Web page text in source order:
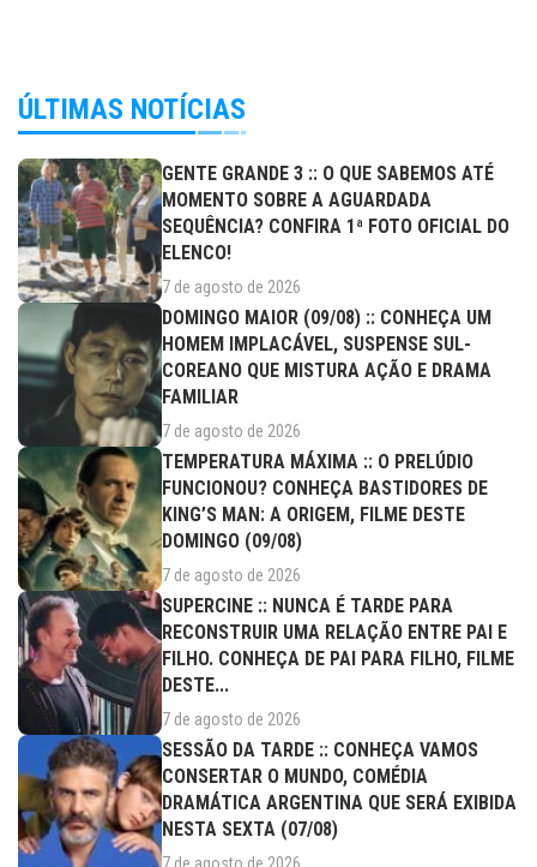
ÚLTIMAS NOTÍCIAS
GENTE GRANDE 3 :: O QUE SABEMOS ATÉ
MOMENTO SOBRE A AGUARDADA
SEQUÊNCIA? CONFIRA 1ª FOTO OFICIAL DO
ELENCO!
7 de agosto de 2026
DOMINGO MAIOR (09/08) :: CONHEÇA UM
HOMEM IMPLACÁVEL, SUSPENSE SUL-
COREANO QUE MISTURA AÇÃO E DRAMA
FAMILIAR
7 de agosto de 2026
TEMPERATURA MÁXIMA :: O PRELÚDIO
FUNCIONOU? CONHEÇA BASTIDORES DE
KING’S MAN: A ORIGEM, FILME DESTE
DOMINGO (09/08)
7 de agosto de 2026
SUPERCINE :: NUNCA É TARDE PARA
RECONSTRUIR UMA RELAÇÃO ENTRE PAI E
FILHO. CONHEÇA DE PAI PARA FILHO, FILME
DESTE...
7 de agosto de 2026
SESSÃO DA TARDE :: CONHEÇA VAMOS
CONSERTAR O MUNDO, COMÉDIA
DRAMÁTICA ARGENTINA QUE SERÁ EXIBIDA
NESTA SEXTA (07/08)